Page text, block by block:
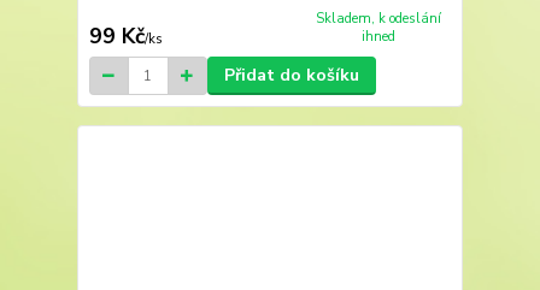
99 Kč/ks
Skladem, k odeslání
ihned
Přidat do košíku